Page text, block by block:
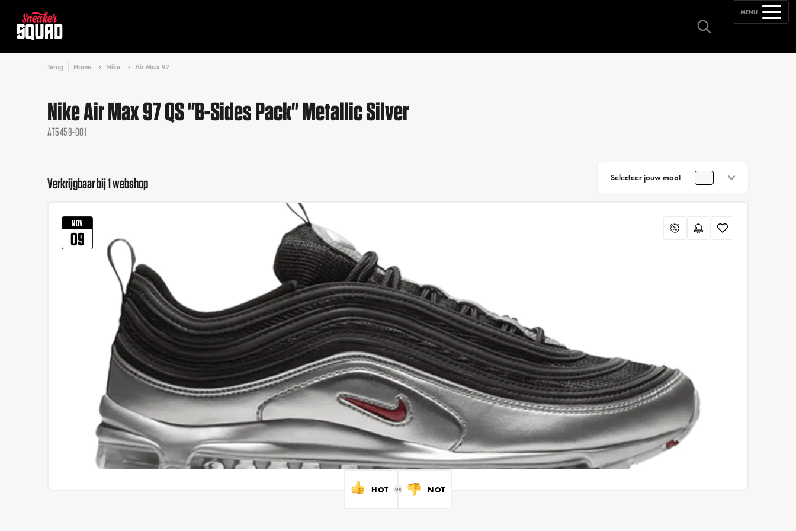
MENU
Terug Home Nike Air Max 97
Nike Air Max 97 QS "B-Sides Pack" Metallic Silver
AT5458-001
Verkrijgbaar bij 1 webshop Selecteer jouw maat
NOV
09
HOT NOT